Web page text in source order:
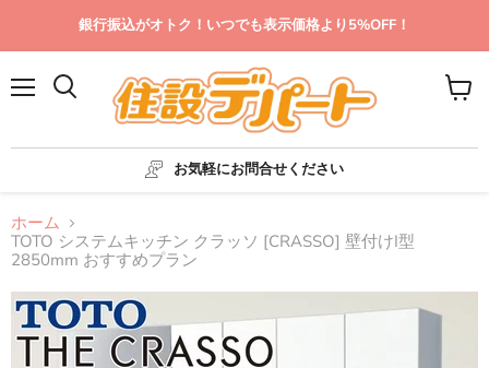
銀行振込がオトク！いつでも表示価格より5%OFF！
お気軽にお問合せください
カ
ト
ホーム
TOTO システムキッチン クラッソ [CRASSO] 壁付けI型
2850mm おすすめプラン